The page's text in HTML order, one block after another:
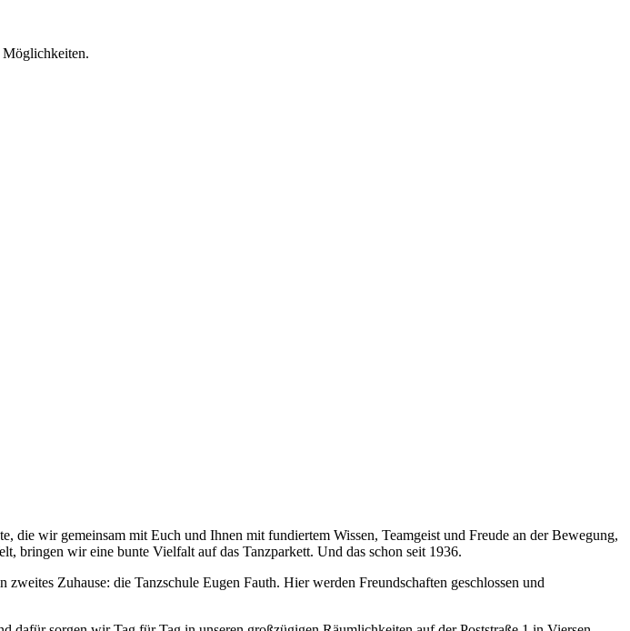
Möglichkeiten.
die wir gemeinsam mit Euch und Ihnen mit fundiertem Wissen, Teamgeist und Freude an der Bewegung,
bringen wir eine bunte Vielfalt auf das Tanzparkett. Und das schon seit 1936.
Zuhause: die Tanzschule Eugen Fauth. Hier werden Freundschaften geschlossen und